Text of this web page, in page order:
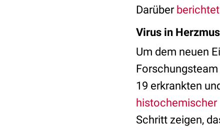
Darüber berichtet
Virus in
Um dem neuen
19 erkrankten
histochemischer
Schritt zeigen,